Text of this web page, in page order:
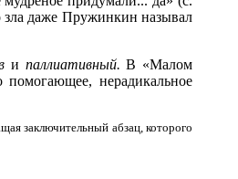
зла даже Пружинкин называл
и паллиативный. В «Малом
нерадикальное
заключительный абзац, которого